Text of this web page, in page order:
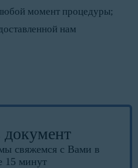
момент процедуры;
нам
документ
свяжемся с Вами в
15 минут